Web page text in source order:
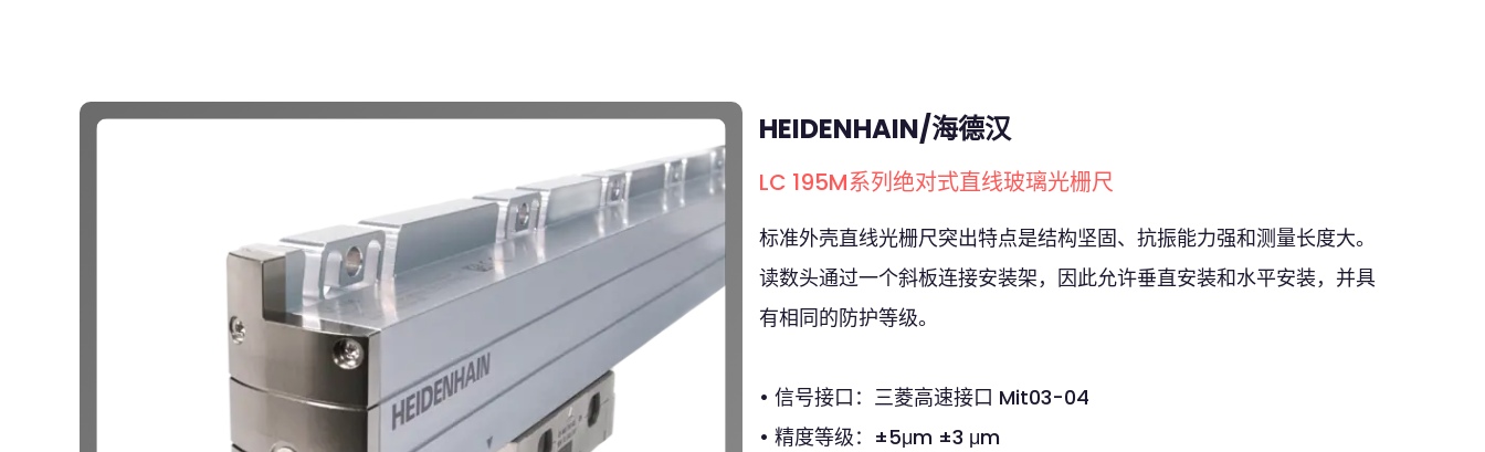
HEIDENHAIN/海德汉
LC 195M系列绝对式直线玻璃光栅尺
标准外壳直线光栅尺突出特点是结构坚固、抗振能力强和测量长度大。
读数头通过一个斜板连接安装架，因此允许垂直安装和水平安装，并具
有相同的防护等级。
• 信号接口：三菱高速接口 Mit03-04
• 精度等级：±5μm ±3 μm